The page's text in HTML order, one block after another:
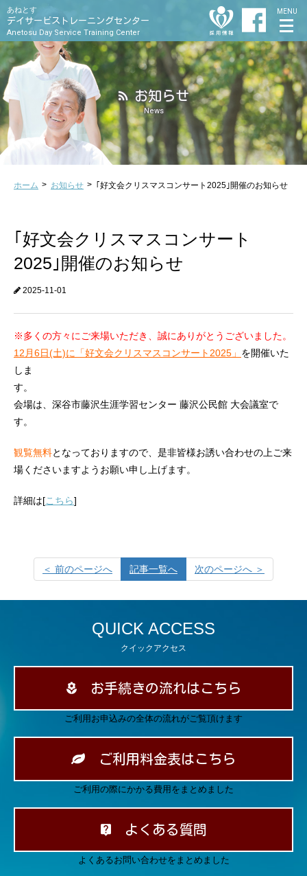
あねとす
デイサービストレーニングセンター
Anetosu Day Service Training Center
MENU
お知らせ
News
ホーム お知らせ ｢好文会クリスマスコンサート2025｣開催のお知らせ
｢好文会クリスマスコンサート
2025｣開催のお知らせ
2025-11-01
※多くの方々にご来場いただき、 誠にありがとうございました。
12月6日(土)に「好文会クリスマスコンサート2025」 を開催いた
しま
会場は、深谷市藤沢生涯学習センター 藤沢公民館 大会議室で
す。
観覧無料となっておりますので、是非皆様お誘い合わせの上ご来
場くださいますようお願い申し上げます。
詳細は[こちら]
＜ 前のページへ 記事一覧へ 次のページへ ＞
QUICK ACCESS
クイックアクセス
お手続きの流れはこちら
ご利用お申込みの全体の流れがご覧頂けます
ご利用料金表はこちら
ご利用の際にかかる費用をまとめました
よくある質問
よくあるお問い合わせをまとめました